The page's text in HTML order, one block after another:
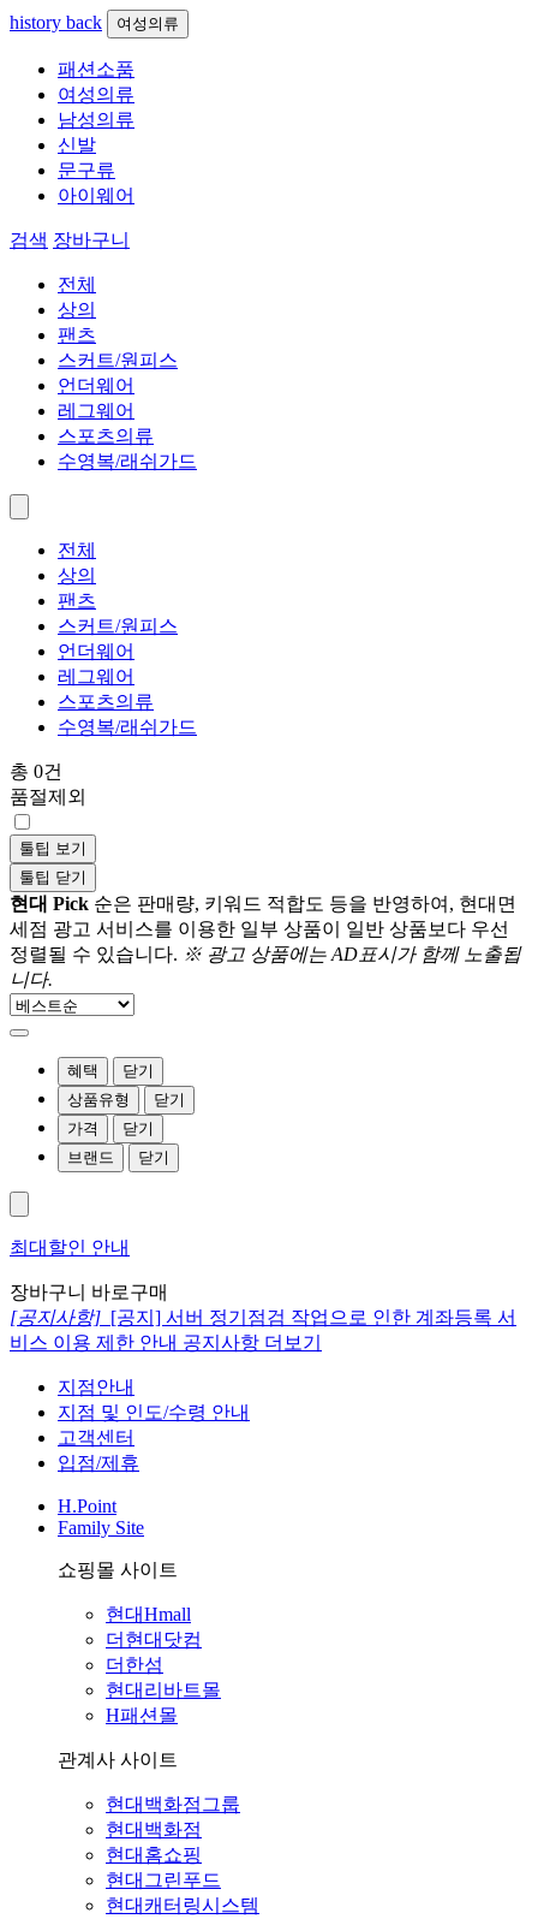
history back 여성의류
패션소품
여성의류
남성의류
신발
문구류
아이웨어
검색 장바구니
전체
상의
팬츠
스커트/원피스
언더웨어
레그웨어
스포츠의류
수영복/래쉬가드
전체
상의
팬츠
스커트/원피스
언더웨어
레그웨어
스포츠의류
수영복/래쉬가드
총 0건
품절제외
툴팁 보기
툴팁 닫기
현대 Pick 순은 판매량, 키워드 적합도 등을 반영하여, 현대면
세점 광고 서비스를 이용한 일부 상품이 일반 상품보다 우선
정렬될 수 있습니다. ※ 광고 상품에는 AD표시가 함께 노출됩
니다.
혜택
닫기
상품유형
닫기
가격
닫기
브랜드
닫기
최대할인 안내
장바구니 바로구매
[공지사항] [공지] 서버 정기점검 작업으로 인한 계좌등록 서
비스 이용 제한 안내 공지사항 더보기
지점안내
지점 및 인도/수령 안내
고객센터
입점/제휴
H.Point
Family Site
쇼핑몰 사이트
현대Hmall
더현대닷컴
더한섬
현대리바트몰
H패션몰
관계사 사이트
현대백화점그룹
현대백화점
현대홈쇼핑
현대그린푸드
현대캐터링시스템